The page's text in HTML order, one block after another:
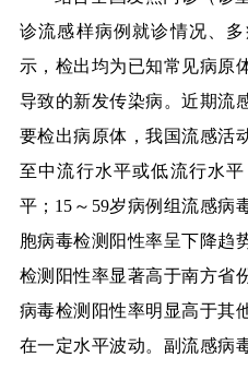
诊流感样病例就诊情况、
示，检出均为已知常见病原
导致的新发传染病。近期流
要检出病原体，我国流感活
至中流行水平或低流行水
平； 15 ～ 59岁病例组流感病
胞病毒检测阳性率呈下降趋
检测阳性率显著高于南方省
病毒检测阳性率明显高于其
在一定水平波动。副流感病